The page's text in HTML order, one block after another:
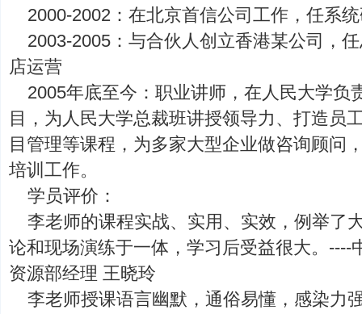
2000-2002：在北京首信公司工作，任系
2003-2005：与合伙人创立香港某公司，
店运营
2005年底至今：职业讲师，在人民大学负
目，为人民大学总裁班讲授领导力、打造员
目管理等课程，为多家大型企业做咨询顾问
培训工作。
学员评价：
李老师的课程实战、实用、实效，例举了
论和现场演练于一体，学习后受益很大。----
资源部经理 王晓玲
李老师授课语言幽默，通俗易懂，感染力